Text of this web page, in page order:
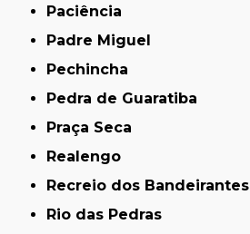
Paciência
Padre Miguel
Pechincha
Pedra de Guaratiba
Praça Seca
Realengo
Recreio dos Bandeirantes
Rio das Pedras